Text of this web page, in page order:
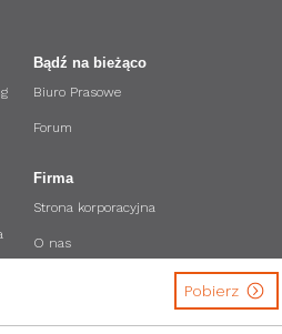
Pobierz
Bądź na bieżąco
Biuro Prasowe
Forum
Firma
Strona korporacyjna
O nas